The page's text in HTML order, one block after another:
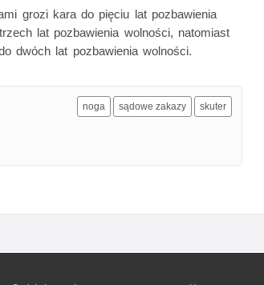
grozi kara do pięciu lat pozbawienia
lat pozbawienia wolności, natomiast
dwóch lat pozbawienia wolności.
noga sądowe zakazy skuter